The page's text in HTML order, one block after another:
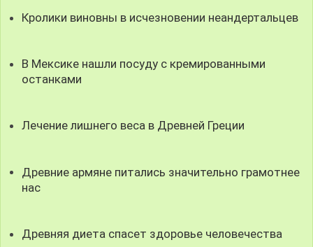
Кролики виновны в исчезновении неандертальцев
В Мексике нашли посуду с кремированными
останками
Лечение лишнего веса в Древней Греции
Древние армяне питались значительно грамотнее
нас
Древняя диета спасет здоровье человечества